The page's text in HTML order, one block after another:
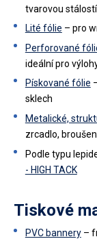
tvarovou stálostí
Lité fólie – pro
Perforované
ideální pro
Pískované fólie
sklech
Metalické,
zrcadlo,
Podle typu
- HIGH TACK
Tiskové
PVC bannery–